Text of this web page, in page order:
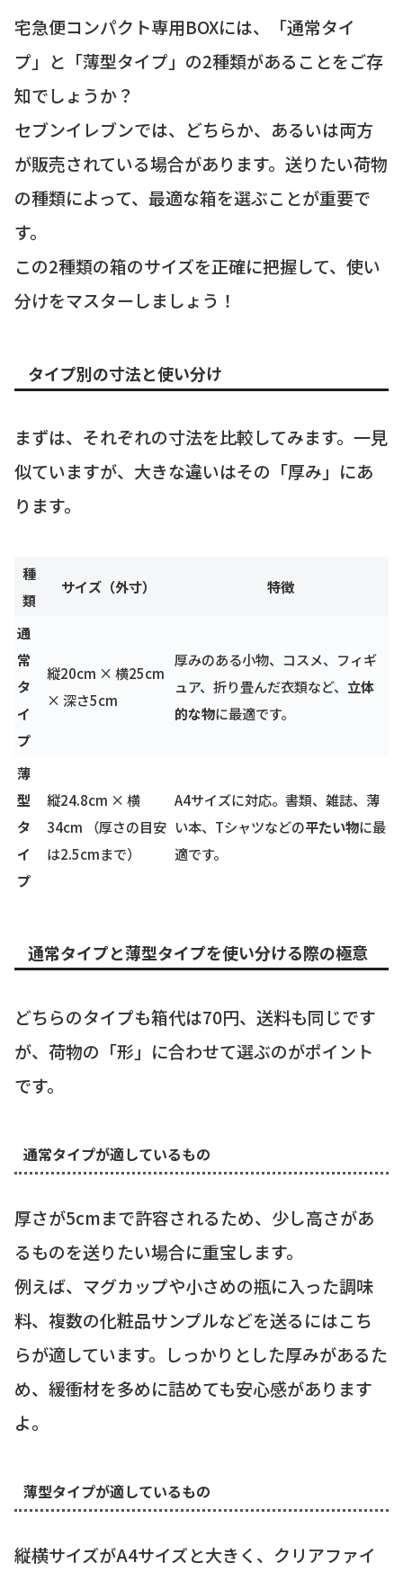
宅急便コンパクト専用BOXには、「通常タイ
プ」と「薄型タイプ」の2種類があることをご存
知でしょうか？
セブンイレブンでは、どちらか、あるいは両方
が販売されている場合があります。送りたい荷物
の種類によって、最適な箱を選ぶことが重要で
す。
この2種類の箱のサイズを正確に把握して、使い
分けをマスターしましょう！
タイプ別の寸法と使い分け
まずは、それぞれの寸法を比較してみます。一見
似ていますが、大きな違いはその「厚み」にあ
ります。
種
類
サイズ（外寸） 特徴
通
常
タ
イ
プ
縦20cm × 横25cm
× 深さ5cm
厚みのある小物、コスメ、フィギ
ュア、折り畳んだ衣類など、 立体
的な物に最適です。
薄
型
タ
イ
プ
縦24.8cm × 横
34cm （厚さの目安
は2.5cmまで）
A4サイズに対応。書類、雑誌、薄
い本、Tシャツなどの平たい物に最
適です。
通常タイプと薄型タイプを使い分ける際の極意
どちらのタイプも箱代は70円、送料も同じです
が、荷物の「形」に合わせて選ぶのがポイント
です。
通常タイプが適しているもの
厚さが5cmまで許容されるため、少し高さがあ
るものを送りたい場合に重宝します。
例えば、マグカップや小さめの瓶に入った調味
料、複数の化粧品サンプルなどを送るにはこち
らが適しています。しっかりとした厚みがあるた
め、緩衝材を多めに詰めても安心感があります
よ。
薄型タイプが適しているもの
縦横サイズがA4サイズと大きく、クリアファイ